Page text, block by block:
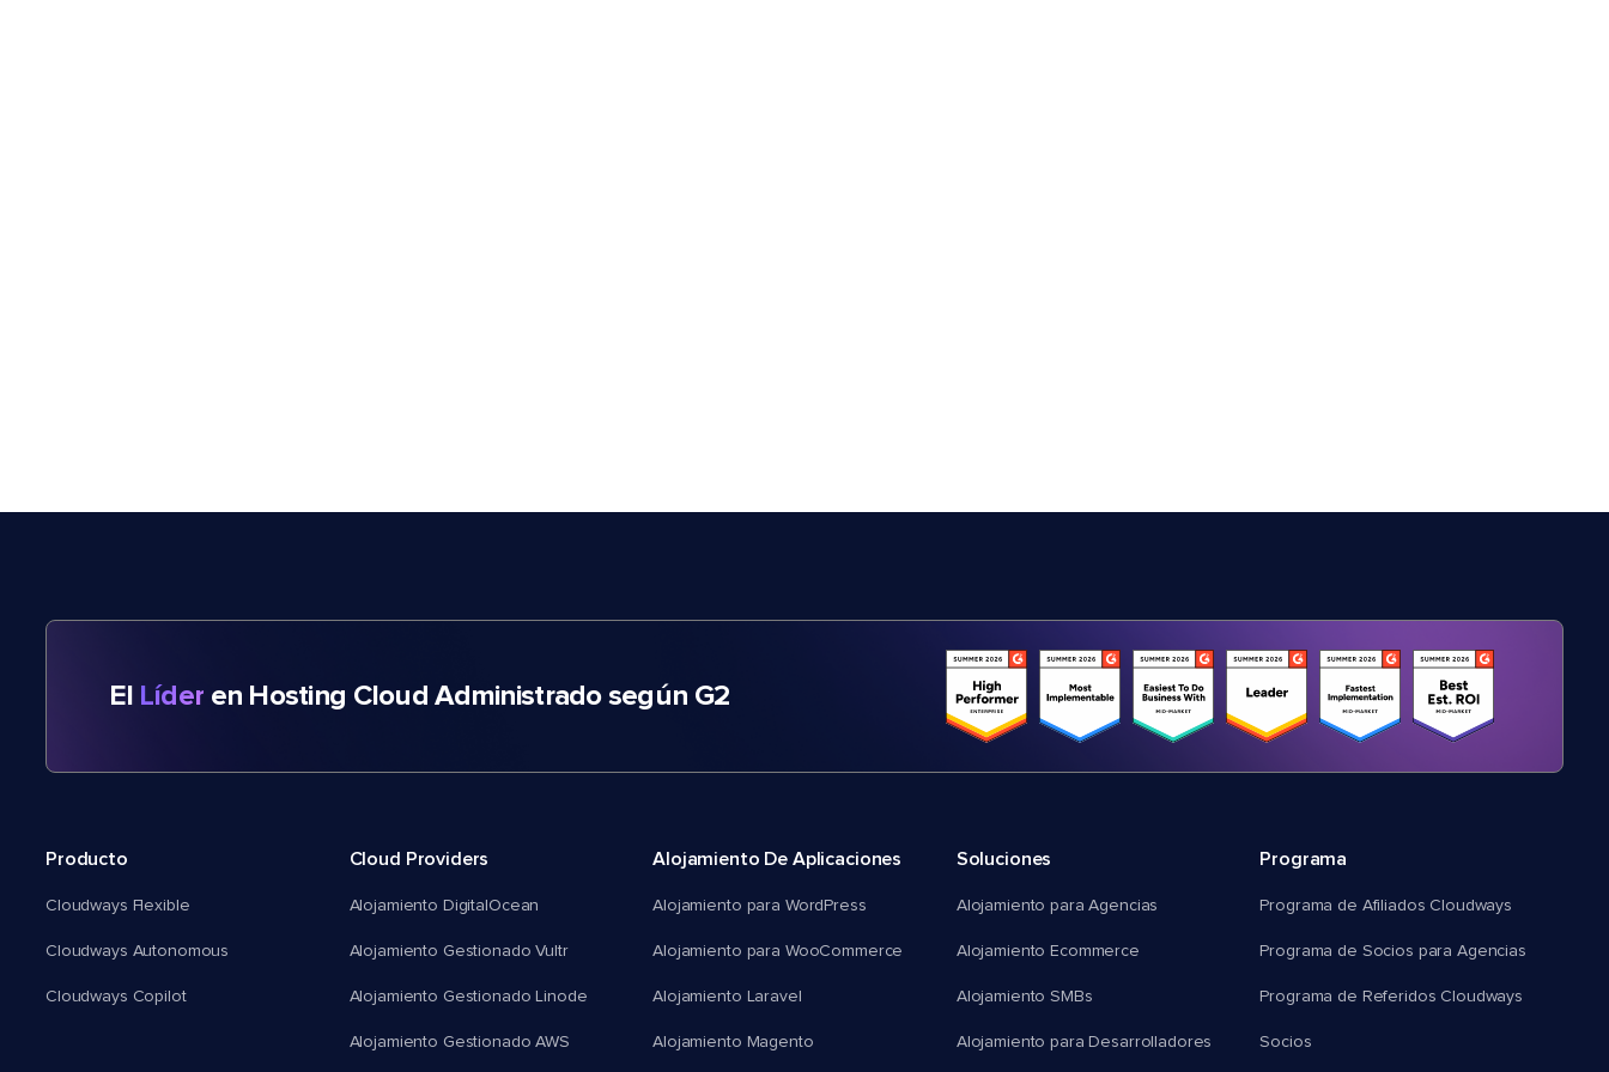
El Líder en Hosting Cloud Administrado según G2
Producto
Cloudways Flexible
Cloudways Autonomous
Cloudways Copilot
Cloud Providers
Alojamiento DigitalOcean
Alojamiento Gestionado Vultr
Alojamiento Gestionado Linode
Alojamiento Gestionado AWS
Alojamiento De Aplicaciones
Alojamiento para WordPress
Alojamiento para WooCommerce
Alojamiento Laravel
Alojamiento Magento
Soluciones
Alojamiento para Agencias
Alojamiento Ecommerce
Alojamiento SMBs
Alojamiento para Desarrolladores
Programa
Programa de Afiliados Cloudways
Programa de Socios para Agencias
Programa de Referidos Cloudways
Socios